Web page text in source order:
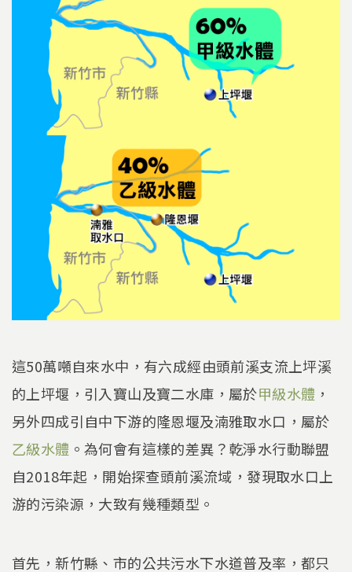
這50萬噸自來水中，有六成經由頭前溪支流上坪溪
的上坪堰，引入寶山及寶二水庫，屬於甲級水體 ，
另外四成引自中下游的隆恩堰及湳雅取水口，屬於
乙級水體 。為何會有這樣的差異？乾淨水行動聯盟
自2018年起，開始探查頭前溪流域，發現取水口上
游的污染源，大致有幾種類型。
首先，新竹縣、市的公共污水下水道普及率，都只